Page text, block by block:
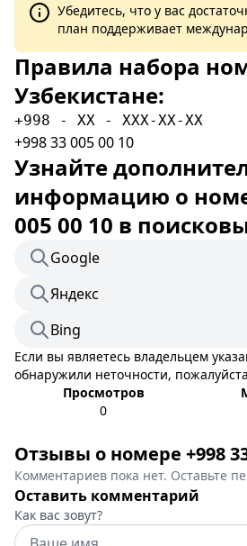
Убедитесь, что у вас
план поддерживает
Правила набора
Узбекистане:
+998 - XX - XXX-XX-XX
+998 33 005 00 10
Узнайте
информацию о
005 00 10 в
Google
Яндекс
Bing
Если вы являетесь владельцем
обнаружили неточности,
Просмотров
0
Отзывы о номере +998
Комментариев пока нет. Оставьте
Оставить комментарий
Как вас зовут?